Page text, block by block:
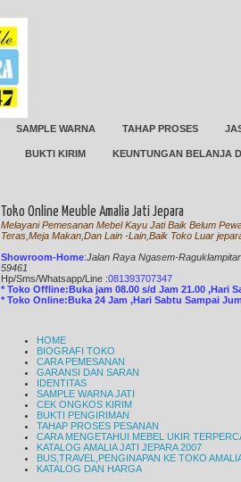
SAMPLE WARNA TAHAP PROSES
BUKTI KIRIM KEUNTUNGAN BELANJA
Toko Online Meuble Amalia Jati Jepara
Melayani Pemesanan Mebel Kayu Jati Baik Belum
Teras,Meja Makan,Dan Lain -Lain,Baik Toko Luar
Showroom-Home:Jalan Raya Ngasem-
59461
Hp/Sms/Whatsapp/Line :081393707347
* Toko Offline:Buka jam 08.00 s/d Jam 21.00 ,Hari
* Toko Online:Buka 24 Jam ,Hari Sabtu Sampai
HOME
BIOGRAFI TOKO
CARA PEMESANAN
GARANSI DAN SARAN
IDENTITAS
SAMPLE WARNA JATI
CEK ONGKOS KIRIM
BUKTI PENGIRIMAN
TAHAP PROSES PESANAN
CARA MENGETAHUI MEBEL UKIR
KATALOG AMALIA JATI JEPARA 2007
BUS,TRAVEL,PENGINAPAN KE TOKO
KATALOG DAN HARGA